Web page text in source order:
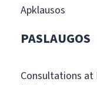
Apklausos
PASLAUGOS
Consultations at